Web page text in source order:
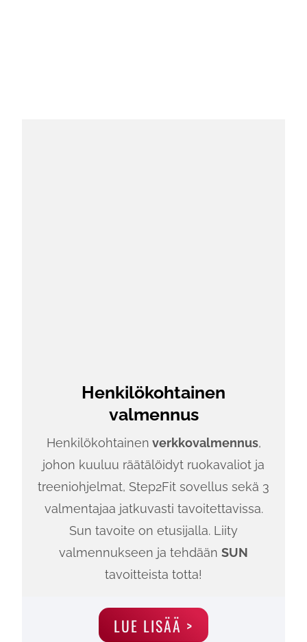
Henkilökohtainen
valmennus
Henkilökohtainen verkkovalmennus,
johon kuuluu räätälöidyt ruokavaliot ja
treeniohjelmat, Step2Fit sovellus sekä 3
valmentajaa jatkuvasti tavoitettavissa.
Sun tavoite on etusijalla. Liity
valmennukseen ja tehdään SUN
tavoitteista totta!
LUE LISÄÄ >